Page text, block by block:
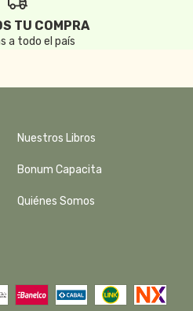
TU COMPRA
a todo el país
Nuestros Libros
Bonum Capacita
Quiénes Somos